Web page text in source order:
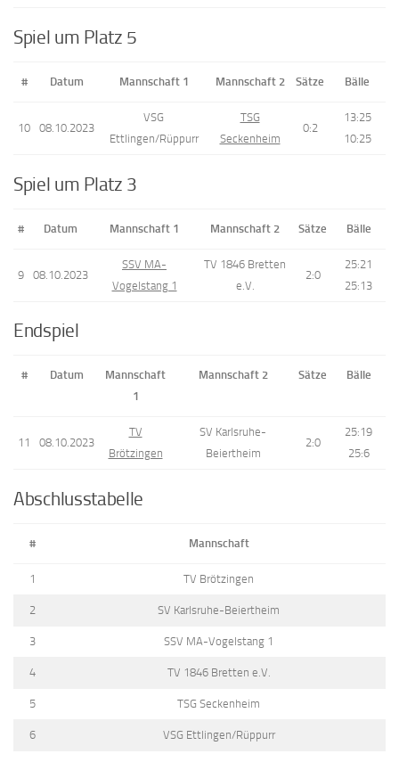
Spiel um Platz 5
# Datum Mannschaft 1 Mannschaft 2 Sätze Bälle
10 08.10.2023
VSG
Ettlingen/Rüppurr
TSG
Seckenheim
0:2
13:25
10:25
Spiel um Platz 3
# Datum Mannschaft 1 Mannschaft 2 Sätze Bälle
9 08.10.2023
SSV MA-
Vogelstang 1
TV 1846 Bretten
e.V.
2:0
25:21
25:13
Endspiel
# Datum
Mannschaft
1
Mannschaft 2 Sätze Bälle
11 08.10.2023
TV
Brötzingen
SV Karlsruhe-
Beiertheim
2:0
25:19
25:6
Abschlusstabelle
# Mannschaft
1 TV Brötzingen
2 SV Karlsruhe-Beiertheim
3 SSV MA-Vogelstang 1
4 TV 1846 Bretten e.V.
5 TSG Seckenheim
6 VSG Ettlingen/Rüppurr